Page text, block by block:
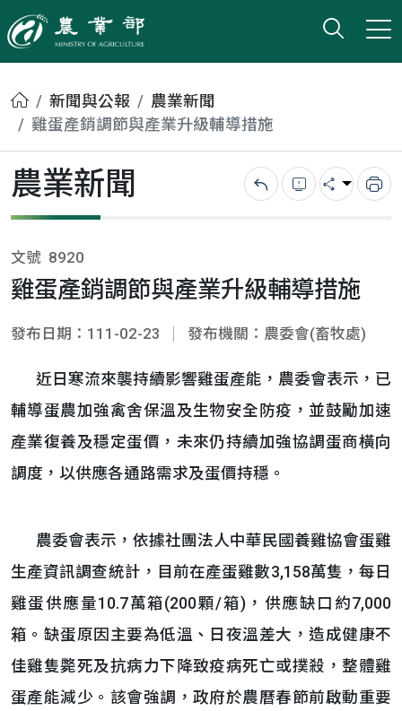
農業部
打開
小版
首頁新聞與公報
農業新聞
雞蛋產銷調節與產業升級輔導措施
農業新聞 回上一頁錯誤回報
分享 列
文號 8920
雞蛋產銷調節與產業升級輔導措施
發布日期：111-02-23 發布機關：農委會(畜牧處)
近日寒流來襲持續影響雞蛋產能，農委會表示，已
輔導蛋農加強禽舍保溫及生物安全防疫，並鼓勵加速
產業復養及穩定蛋價，未來仍持續加強協調蛋商橫向
調度，以供應各通路需求及蛋價持穩。
農委會表示，依據社團法人中華民國養雞協會蛋雞
生產資訊調查統計，目前在產蛋雞數3,158萬隻，每日
雞蛋供應量10.7萬箱(200顆/箱)，供應缺口約7,000
箱。缺蛋原因主要為低溫、日夜溫差大，造成健康不
佳雞隻斃死及抗病力下降致疫病死亡或撲殺，整體雞
蛋產能減少。該會強調，政府於農曆春節前啟動重要